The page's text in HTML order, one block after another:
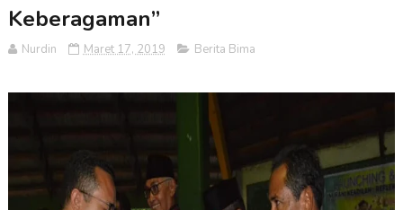
Keberagaman”
Nurdin Maret 17, 2019 Berita Bima